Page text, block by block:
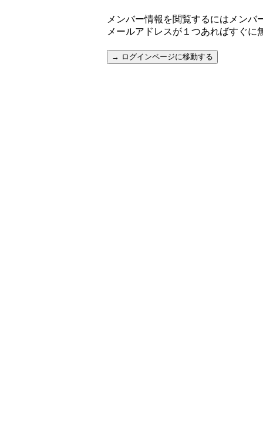
メンバー情報を閲覧するにはメン
メールアドレスが１つあればすぐに